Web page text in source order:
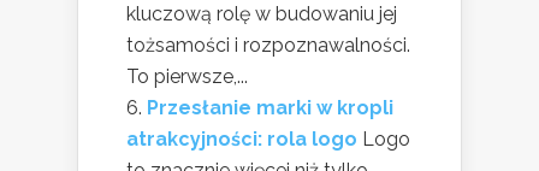
kluczową rolę w budowaniu jej
tożsamości i rozpoznawalności.
To pierwsze,...
Przesłanie marki w kropli
atrakcyjności: rola logo Logo